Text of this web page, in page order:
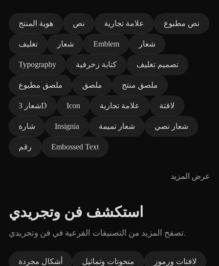
هوية المنتج نص علامة تجارية نص مطبوع
تغليف شعار Emblem شعار
Typography كتابة زخرفية تصميم تغليف
ملصق مطبوع ملصق ملصق منتج
شعار 3D Icon علامة تجارية لافتة
شارة Insignia شعار تميمة شعار نصي
رقم Embossed Text
عرض المزيد
استكشف فن وتجريدي
تصفح المزيد من التصنيفات الفرعية في فن وتجريدي.
أشكال مجردة منحوتات وتماثيل لافتات ورموز